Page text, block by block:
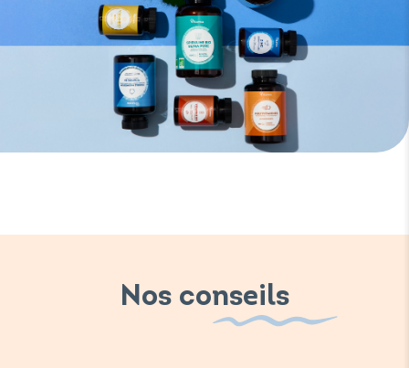
Nos conseils